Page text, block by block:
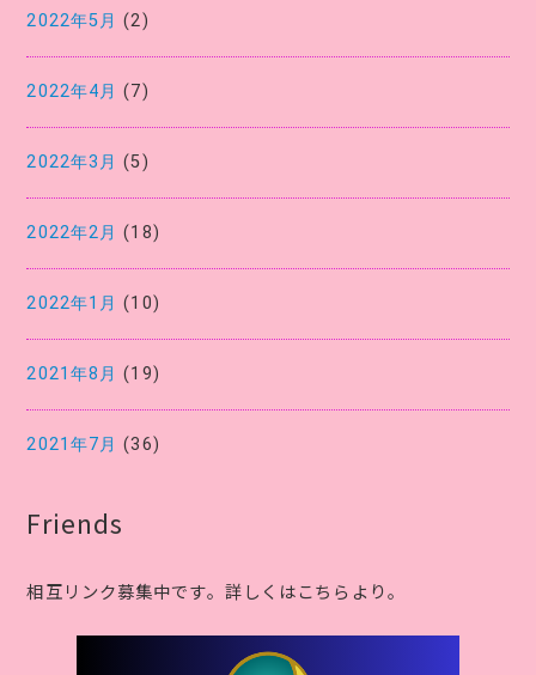
2022年5月 (2)
2022年4月 (7)
2022年3月 (5)
2022年2月 (18)
2022年1月 (10)
2021年8月 (19)
2021年7月 (36)
Friends
相互リンク募集中です。詳しくはこちらより。